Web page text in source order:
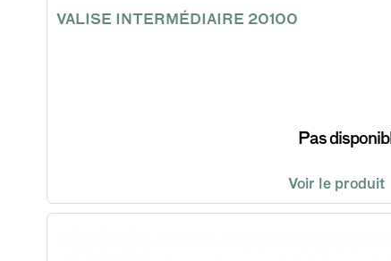
VALISE INTERMÉDIAIRE 20100
Pas
Voir le produit